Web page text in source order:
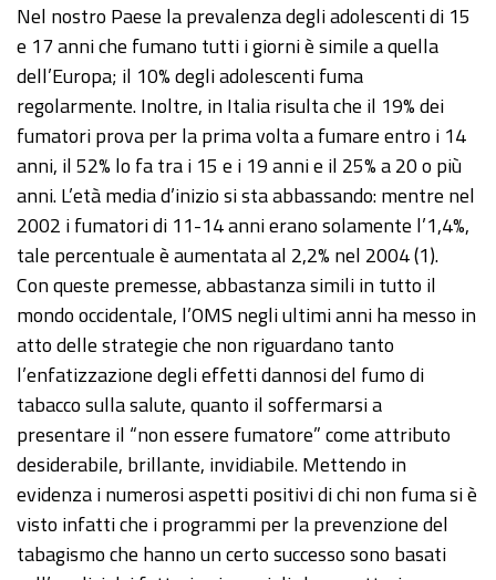
Nel nostro Paese la prevalenza degli adolescenti di 15
e 17 anni che fumano tutti i giorni è simile a quella
dell’Europa; il 10% degli adolescenti fuma
regolarmente. Inoltre, in Italia risulta che il 19% dei
fumatori prova per la prima volta a fumare entro i 14
anni, il 52% lo fa tra i 15 e i 19 anni e il 25% a 20 o più
anni. L’età media d’inizio si sta abbassando: mentre nel
2002 i fumatori di 11-14 anni erano solamente l’1,4%,
tale percentuale è aumentata al 2,2% nel 2004 (1).
Con queste premesse, abbastanza simili in tutto il
mondo occidentale, l’OMS negli ultimi anni ha messo in
atto delle strategie che non riguardano tanto
l’enfatizzazione degli effetti dannosi del fumo di
tabacco sulla salute, quanto il soffermarsi a
presentare il “non essere fumatore” come attributo
desiderabile, brillante, invidiabile. Mettendo in
evidenza i numerosi aspetti positivi di chi non fuma si è
visto infatti che i programmi per la prevenzione del
tabagismo che hanno un certo successo sono basati